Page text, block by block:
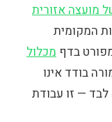
מועצה אזורית
המקומית
בדף מכלול
בודד אינו
— זו עבודת